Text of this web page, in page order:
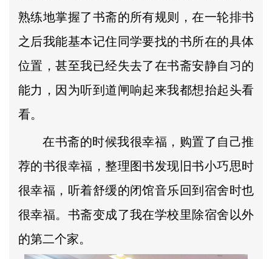
熟练地掌握了书斋的所有规则，在一轮排书
之后我能基本记住同学要找的书所在的具体
位置，甚至我已经失去了在书斋安静自习的
能力，因为听到道闸响起来我都想抬起头看
看。
在书斋的时候我很幸福，购置了自己推
荐的书很幸福，整理图书发现旧书小巧思时
很幸福，听着舒缓的闭馆音乐回到宿舍时也
很幸福。书斋变成了我在学校里除宿舍以外
的第二个家。